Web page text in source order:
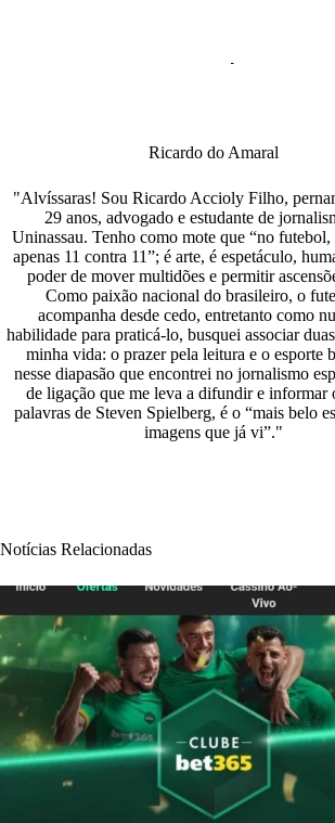
Ricardo do Amaral
"Alvíssaras! Sou Ricardo Accioly Filho,
29 anos, advogado e estudante de
Uninassau. Tenho como mote que “no futebol,
apenas 11 contra 11”; é arte, é espetáculo,
poder de mover multidões e permitir
Como paixão nacional do brasileiro, o
acompanha desde cedo, entretanto como
habilidade para praticá-lo, busquei associar
minha vida: o prazer pela leitura e o esporte
nesse diapasão que encontrei no jornalismo
de ligação que me leva a difundir e informar
palavras de Steven Spielberg, é o “mais belo
imagens que já vi”."
Notícias Relacionadas